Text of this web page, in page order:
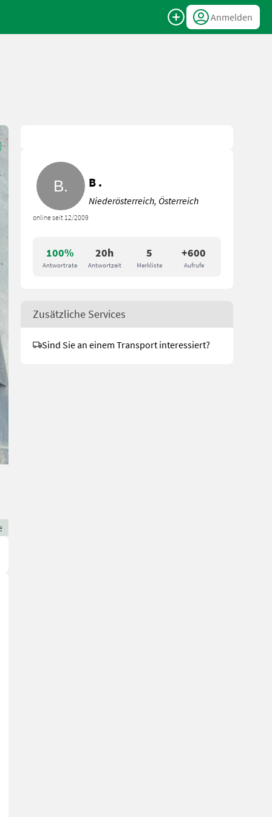
Anmelden
100%
Antwortrate
20h
Antwortzeit
5
Merkliste
+600
Aufrufe
online seit 12/2009
B .
Niederösterreich, Österreich
Zusätzliche Services
Sind Sie an einem Transport interessiert?